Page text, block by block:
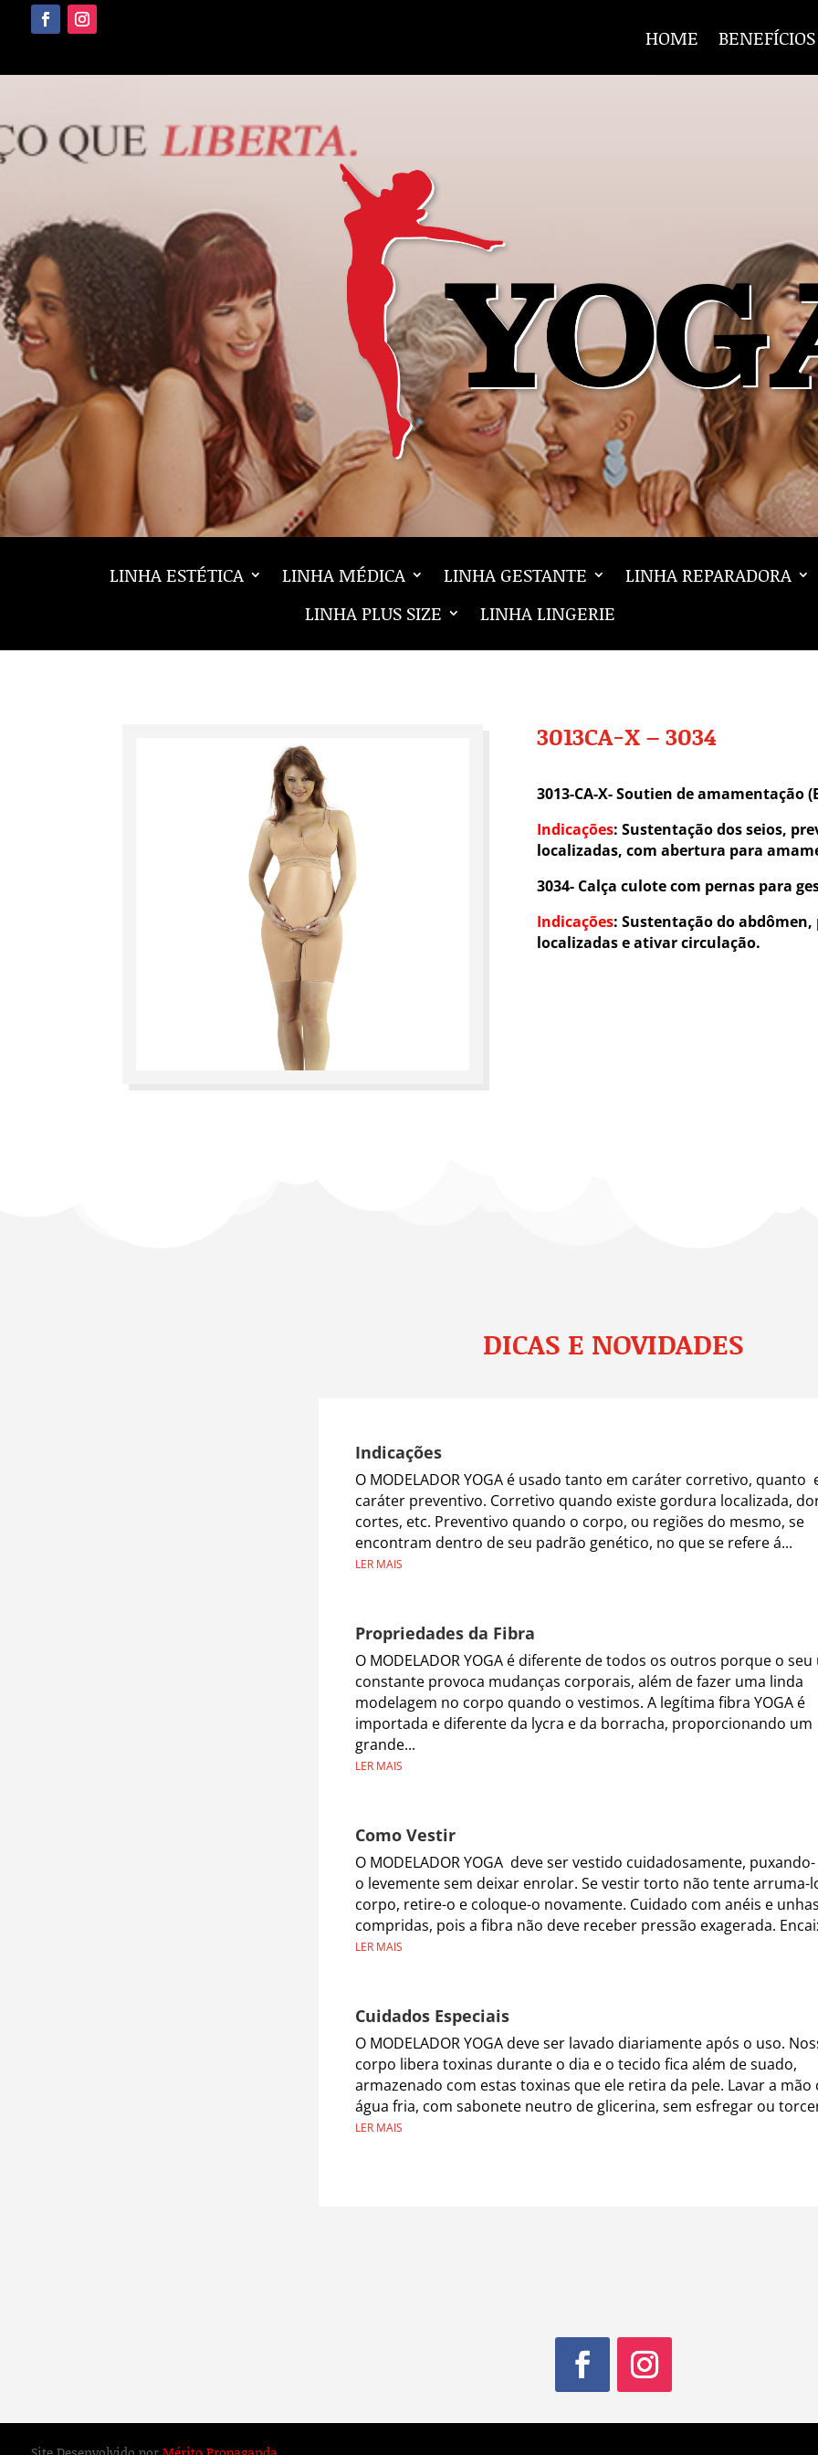
HOME BENEFÍCIOS
LINHA ESTÉTICA LINHA MÉDICA LINHA GESTANTE
LINHA REPARADORA
LINHA PLUS SIZE
LINHA LINGERIE
3013CA-X – 3034
3013-CA-X-Soutien de amamentação
Indicações: Sustentação dos seios,
localizadas, com abertura para
3034- Calça culote com pernas para
Indicações: Sustentação do
localizadas e ativar circulação.
DICAS E NOVIDADES
Indicações
O MODELADOR YOGA é usado tanto em caráter corretivo, quanto
caráter preventivo. Corretivo quando existe gordura localizada,
cortes, etc. Preventivo quando o corpo, ou regiões do mesmo, se
encontram dentro de seu padrão genético, no que se refere á...
LER MAIS
Propriedades da Fibra
O MODELADOR YOGA é diferente de todos os outros porque o seu
constante provoca mudanças corporais, além de fazer uma linda
modelagem no corpo quando o vestimos. A legítima fibra YOGA é
importada e diferente da lycra e da borracha, proporcionando um
grande...
LER MAIS
Como Vestir
O MODELADOR YOGA deve ser vestido cuidadosamente, puxando-
o levemente sem deixar enrolar. Se vestir torto não tente arruma-
corpo, retire-o e coloque-o novamente. Cuidado com anéis e unhas
compridas, pois a fibra não deve receber pressão exagerada.
LER MAIS
Cuidados Especiais
O MODELADOR YOGA deve ser lavado diariamente após o uso.
corpo libera toxinas durante o dia e o tecido fica além de suado,
armazenado com estas toxinas que ele retira da pele. Lavar a mão
água fria, com sabonete neutro de glicerina, sem esfregar ou
LER MAIS